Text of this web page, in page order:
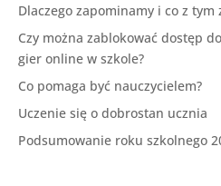
Dlaczego zapominamy i co z tym
Czy można zablokować dostęp
gier online w szkole?
Co pomaga być nauczycielem?
Uczenie się o dobrostan ucznia
Podsumowanie roku szkolnego